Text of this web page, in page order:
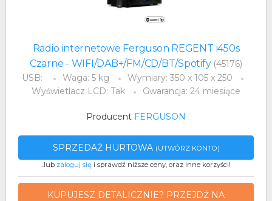
Radio internetowe Ferguson REGENT i450s
Czarne - WIFI/DAB+/FM/CD/BT/Spotify (45176)
USB:
Waga: 5 kg
Wymiary: 350 x 105 x 250
Wyświetlacz LCD: Tak
Gwarancja: 24 miesiące
Producent FERGUSON
SPRZEDAŻ HURTOWA (UTWÓRZ KONTO)
..lub zaloguj się i sprawdź niższe ceny, oraz inne korzyści!
KUPUJESZ DETALICZNIE? PRZEJDŹ NA